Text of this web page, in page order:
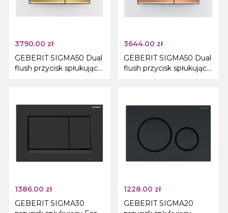
3790.00 zł
GEBERIT SIGMA50 Dual
flush przycisk spłukujący,
biały/mosiądz
3644.00 zł
GEBERIT SIGMA50 Dual
flush przycisk spłukujący,
biały/różowe złoto
1386.00 zł
GEBERIT SIGMA30
1228.00 zł
GEBERIT SIGMA20